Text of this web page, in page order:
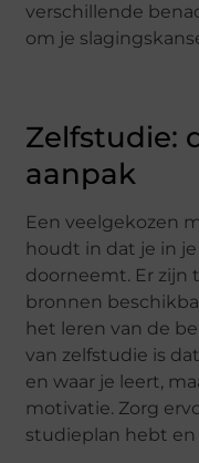
verschillende
om je
Zelfstudie:
aanpak
Een veelgekozen
houdt in dat je in
doorneemt. Er zijn
bronnen
het leren van de
van zelfstudie is
en waar je leert,
motivatie. Zorg
studieplan hebt